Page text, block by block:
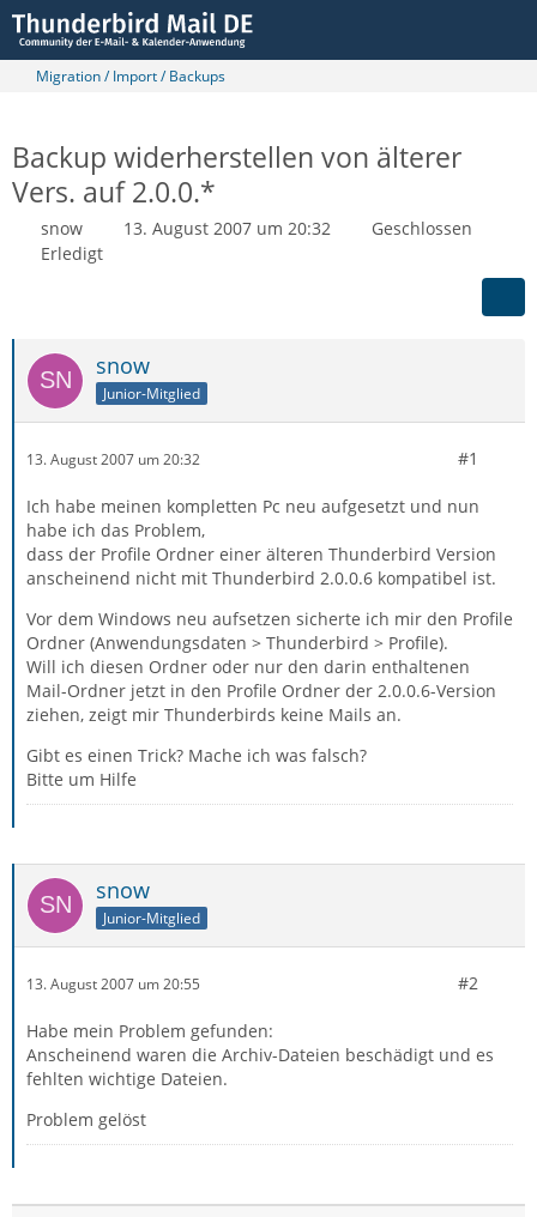
Migration / Import / Backups
Backup widerherstellen von älterer
Vers. auf 2.0.0.*
snow 13. August 2007 um 20:32
Geschlossen
Erledigt
snow
Junior-Mitglied
13. August 2007 um 20:32 #1
Ich habe meinen kompletten Pc neu aufgesetzt und nun
habe ich das Problem,
dass der Profile Ordner einer älteren Thunderbird Version
anscheinend nicht mit Thunderbird 2.0.0.6 kompatibel ist.
Vor dem Windows neu aufsetzen sicherte ich mir den Profile
Ordner (Anwendungsdaten > Thunderbird > Profile).
Will ich diesen Ordner oder nur den darin enthaltenen
Mail-Ordner jetzt in den Profile Ordner der 2.0.0.6-Version
ziehen, zeigt mir Thunderbirds keine Mails an.
Gibt es einen Trick? Mache ich was falsch?
Bitte um Hilfe
snow
Junior-Mitglied
13. August 2007 um 20:55 #2
Habe mein Problem gefunden:
Anscheinend waren die Archiv-Dateien beschädigt und es
fehlten wichtige Dateien.
Problem gelöst